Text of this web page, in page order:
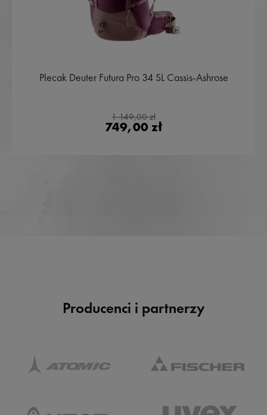
Plecak Deuter Futura Pro 34 SL Cassis-Ashrose
1 149,00 zł
749,00 zł
Producenci i partnerzy